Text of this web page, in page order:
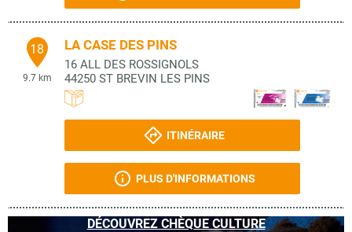
18
9.7 km
LA CASE DES PINS
16 ALL DES ROSSIGNOLS
44250 ST BREVIN LES PINS
ITINÉRAIRE
PLUS D'INFORMATIONS
DÉCOUVREZ CHÈQUE CULTURE